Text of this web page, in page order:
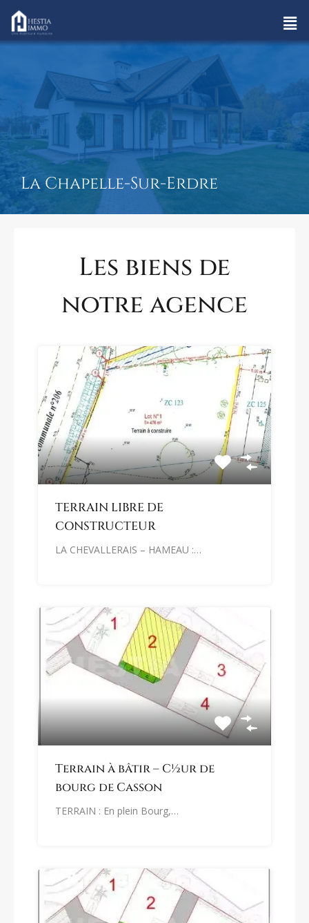
La Chapelle-Sur-Erdre
Les biens de
notre agence
TERRAIN LIBRE DE
CONSTRUCTEUR
LA CHEVALLERAIS – HAMEAU :…
Terrain à bâtir – C½ur de
bourg de Casson
TERRAIN : En plein Bourg,…